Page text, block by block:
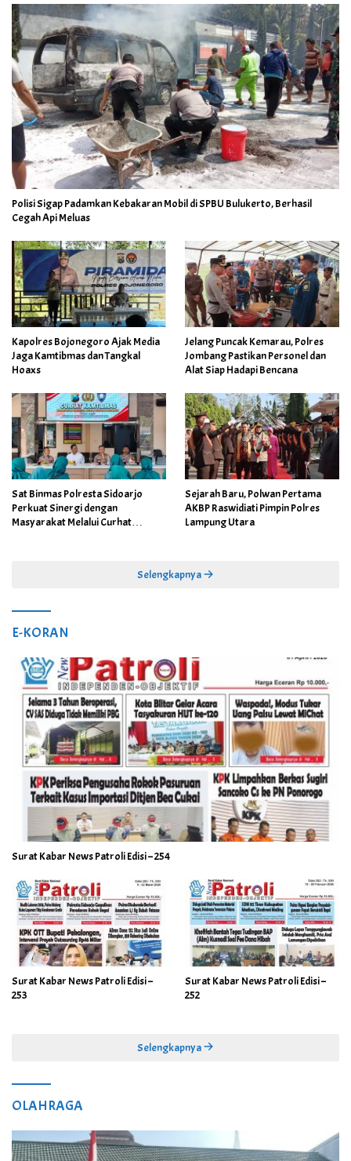
Polisi Sigap Padamkan Kebakaran Mobil di SPBU Bulukerto, Berhasil
Cegah Api Meluas
Kapolres Bojonegoro Ajak Media
Jaga Kamtibmas dan Tangkal
Hoaxs
Jelang Puncak Kemarau, Polres
Jombang Pastikan Personel dan
Alat Siap Hadapi Bencana
Sat Binmas Polresta Sidoarjo
Perkuat Sinergi dengan
Masyarakat Melalui Curhat
Sejarah Baru, Polwan Pertama
AKBP Raswidiati Pimpin Polres
Lampung Utara
Selengkapnya
E-KORAN
Surat Kabar News Patroli Edisi – 254
Surat Kabar News Patroli Edisi –
253
Surat Kabar News Patroli Edisi –
252
Selengkapnya
OLAHRAGA